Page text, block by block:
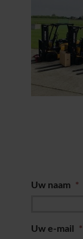
Uw naam *
Uw e-mail *